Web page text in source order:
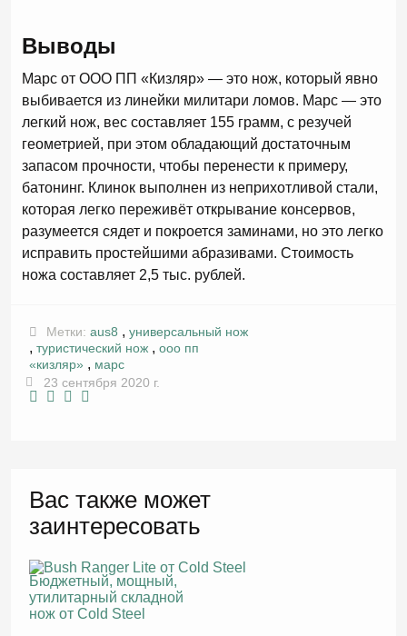
Выводы
Марс от ООО ПП «Кизляр» — это нож, который явно
выбивается из линейки милитари ломов. Марс — это
легкий нож, вес составляет 155 грамм, с резучей
геометрией, при этом обладающий достаточным
запасом прочности, чтобы перенести к примеру,
батонинг. Клинок выполнен из неприхотливой стали,
которая легко переживёт открывание консервов,
разумеется сядет и покроется заминами, но это легко
исправить простейшими абразивами. Стоимость
ножа составляет 2,5 тыс. рублей.
Метки: aus8 , универсальный нож
, туристический нож , ооо пп
«кизляр» , марс
23 сентября 2020 г.
Вас также может
заинтересовать
Бюджетный, мощный,
утилитарный складной
нож от Cold Steel